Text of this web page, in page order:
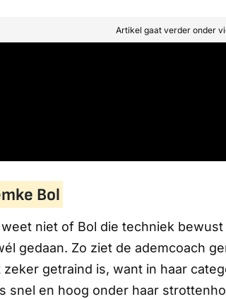
Artikel gaat verder onder
Bol
weet niet of Bol die techniek
gedaan. Zo ziet de ademcoach
getraind is, want in haar
snel en hoog onder haar